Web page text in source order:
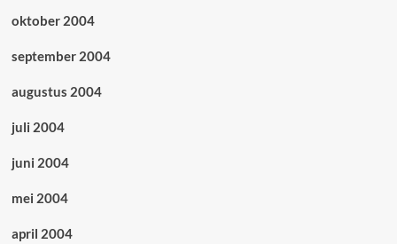
oktober 2004
september 2004
augustus 2004
juli 2004
juni 2004
mei 2004
april 2004